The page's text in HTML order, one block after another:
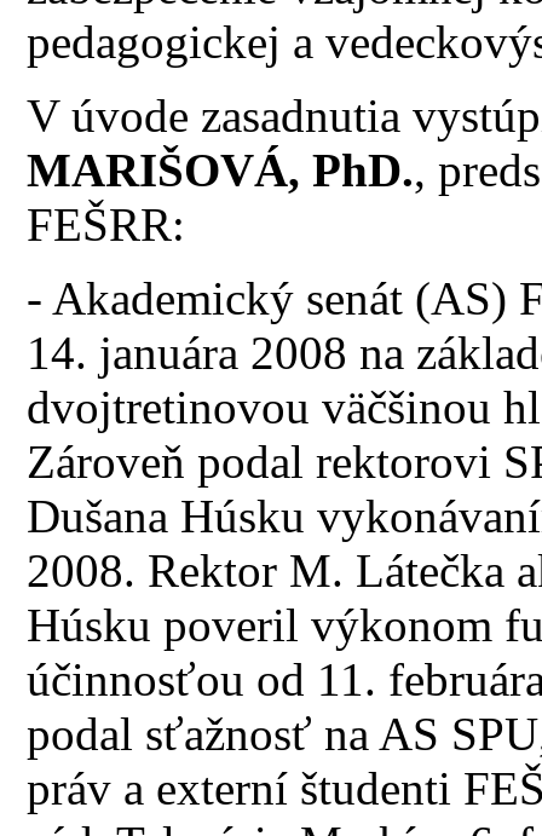
pedagogickej a
V úvode zasadnutia
MARIŠOVÁ, PhD.,
FEŠRR:
- Akademický senát (AS)
14. januára 2008 na
dvojtretinovou väčšinou
Zároveň podal rektorovi
Dušana Húsku
2008. Rektor M. Látečka
Húsku poveril výkonom
účinnosťou od 11.
podal sťažnosť na AS
práv a externí študenti